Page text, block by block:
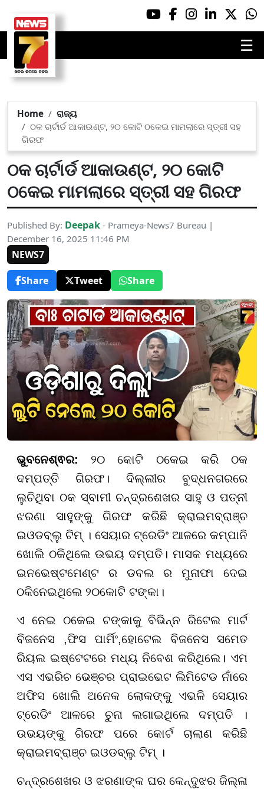
☰
Home
ରାଜ୍ୟ
ଠକ ଚାର୍ଟାର୍ଡ ଆକାଉଣ୍ଟ, ୨୦ କୋଟି ଠକେଇ ମାମଲାରେ ସ୍ତ୍ରୀ ସହ
ଗିରଫ
ଠକ ଚାର୍ଟାର୍ଡ ଆକାଉଣ୍ଟ, ୨୦ କୋଟି
ଠକେଇ ମାମଲାରେ ସ୍ତ୍ରୀ ସହ ଗିରଫ
Published By: Deepak - Prameya-News7 Bureau |
December 16, 2025 11:46 PM
NEWS7
Share
Tweet Share
ଭୁବନେଶ୍ଵର: ୨୦ କୋଟି ଠକେଇ କରି ଠକ
ଦମ୍ପତ୍ତି ଗିରଫ। ଦିଲ୍ଲୀର ବୁଦ୍ଧନଗରରେ
ଲୁଚିଥିବା ଠକ ସ୍ବାମୀ ଚନ୍ଦ୍ରଶେଖର ସାହୁ ଓ ପତ୍ନୀ
ଝରଣା ସାହୁଙ୍କୁ ଗିରଫ କରିଛି କ୍ରାଇମବ୍ରାଞ୍ଚ
ଇଓଡବ୍ଲୁ ଟିମ୍ । ସେୟାର ଟ୍ରେଡିଂ ଆଳରେ କମ୍ପାନି
ଖୋଲି ଠକିଥିଲେ ଉଭୟ ଦମ୍ପତି। ମାସକ ମଧ୍ୟରେ
ଇନଭେଷ୍ଟମେଣ୍ଟ ର ଡବଲ ର ମୁନାଫା ଦେଇ
ଠକିନେଇଥିଲେ ୨୦କୋଟି ଟଙ୍କା।
ଏ ନେଇ ଠକେଇ ଟଙ୍କାକୁ ବିଭିନ୍ନ ରିଟେଲ ମାର୍ଟ
ବିଜନେସ ,ଫିସ ପାର୍ମିଂ,ହୋଟେଲ ବିଜନେସ ସମେତ
ରିୟଲ ଇଷ୍ଟେଟରେ ମଧ୍ୟ ନିବେଶ କରିଥିଲେ। ଏମ
ଏସ ଏଭରିଚ ଭେଞ୍ଚର ପ୍ରାଇଭେଟ ଲିମିଟେଡ ନାଁରେ
ଅଫିସ ଖୋଲି ଅନେକ ଲୋକଙ୍କୁ ଏଭଳି ସେୟାର
ଟ୍ରେଡିଂ ଆଳରେ ଚୁନା ଲଗାଇଥିଲେ ଦମ୍ପତି ।
ଉଭୟଙ୍କୁ ଗିରଫ ପରେ କୋର୍ଟ ଚାଲାଣ କରିଛି
କ୍ରାଇମବ୍ରାଞ୍ଚ ଇଓଡବ୍ଲୁ ଟିମ୍ ।
ଚନ୍ଦ୍ରଶେଖର ଓ ଝରଣାଙ୍କ ଘର କେନ୍ଦୁଝର ଜିଲ୍ଳା